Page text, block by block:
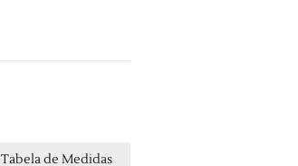
Tabela de Medidas